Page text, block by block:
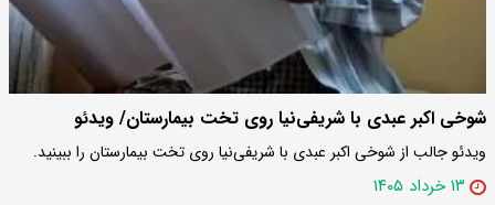
شوخی اکبر عبدی با شریفی‌نیا روی تخت بیمارستان/ ویدئو
ویدئو جالب از شوخی اکبر عبدی با شریفی‌نیا روی تخت بیمارستان را ببینید.
۱۳ خرداد ۱۴۰۵